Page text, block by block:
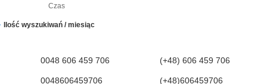
Czas
Ilość wyszukiwań / miesiąc
0048 606 459 706 (+48) 606 459 706
0048606459706 (+48)606459706